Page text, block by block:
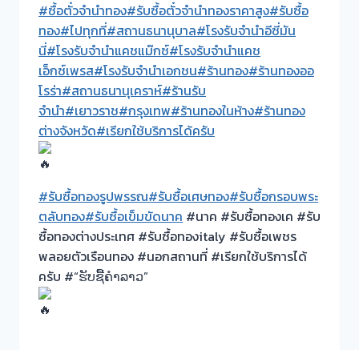
#ซื้อตั๋วจำนำทอง#รับซื้อตั๋วจำนำทองราคาสูง#รับซื้อ
ทอง#ไปทุกที่#สถานธนานุบาล#โรงรับจำนำอีซี่มัน
นี่#โรงรับจำนำแคชแม๊กซ์#โรงรับจำนำแคช
เอ็กซ์เพรส#โรงรับจำนำเอกชน#ร้านทอง#ร้านทองออ
โรร่า#สถานธนานุเคราห์#ร้านรับ
จำนำ#เยาวราช#กรุงเทพ#ร้านทองในห้าง#ร้านทอง
ต่างจังหวัด#เรียกใช้บริการได้ครับ
#รับซื้อทองรูปพรรณ#รับซื้อเศษทอง#รับซื้อกรอบพระ
ตลับทอง#รับซื้อเข็มขัดนาค #นาค #รับซื้อทองเค #รับ
ซื้อทองต่างประเทศ #รับซื้อทองitaly #รับซื้อเพชร
พลอยตัวเรือนทอง #นอกสถานที่ #เรียกใช้บริการได้
ครับ #“ຮັບຊື້ຄຳລາວ”